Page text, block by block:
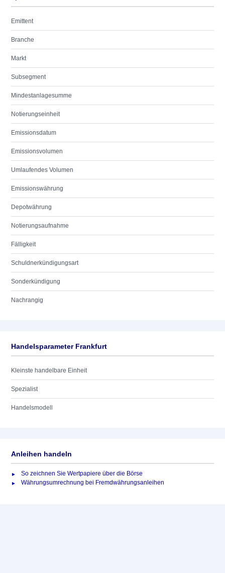
Emittent
Branche
Markt
Subsegment
Mindestanlagesumme
Notierungseinheit
Emissionsdatum
Emissionsvolumen
Umlaufendes Volumen
Emissionswährung
Depotwährung
Notierungsaufnahme
Fälligkeit
Schuldnerkündigungsart
Sonderkündigung
Nachrangig
Handelsparameter Frankfurt
Kleinste handelbare Einheit
Spezialist
Handelsmodell
Anleihen handeln
So zeichnen Sie Wertpapiere über die Börse
Währungsumrechnung bei Fremdwährungsanleihen